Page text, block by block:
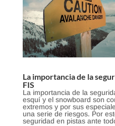
La importancia de la
FIS
La importancia de la
esquí y el snowboard son
extremos y por sus
una serie de riesgos. Por
seguridad en pistas ante